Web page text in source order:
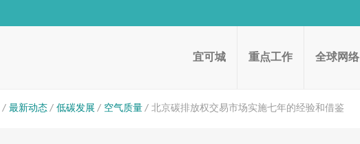
宜可城 重点工作 全球网络
最新动态 低碳发展 空气质量 北京碳排放权交易市场实施七年的经验和借鉴